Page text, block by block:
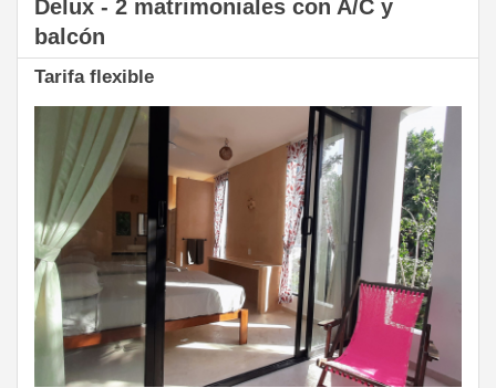
Delux - 2 matrimoniales con A/C y
balcón
Tarifa flexible